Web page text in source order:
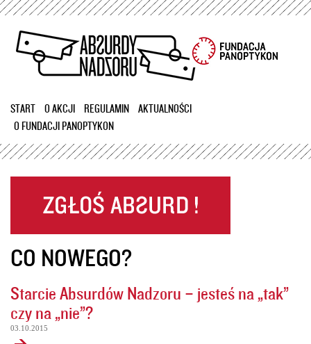
Przejdź
treści
START O AKCJI REGULAMIN
AKTUALNOŚCI
O FUNDACJI PANOPTYKON
CO NOWEGO?
Starcie Absurdów Nadzoru – jesteś na „tak”
czy na „nie”?
03.10.2015